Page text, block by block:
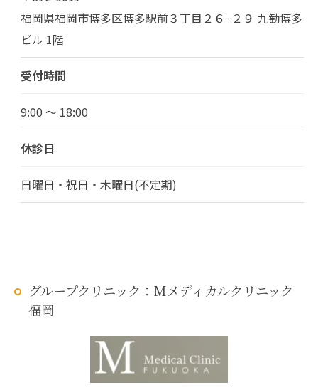
福岡県福岡市博多区博多駅前３丁目２６−２９ 九勧博多
ビル 1階
受付時間
9:00 ～ 18:00
休診日
日曜日・祝日・木曜日(不定期)
グループクリニック：Mメディカルクリニック
福岡